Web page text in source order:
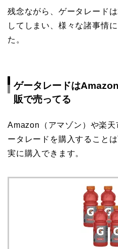
残念ながら、ゲータレード
してしまい、様々な諸事情
た。
ゲータレードは
販で売ってる
Amazon（アマゾン）や楽
ータレードを購入すること
実に購入できます。